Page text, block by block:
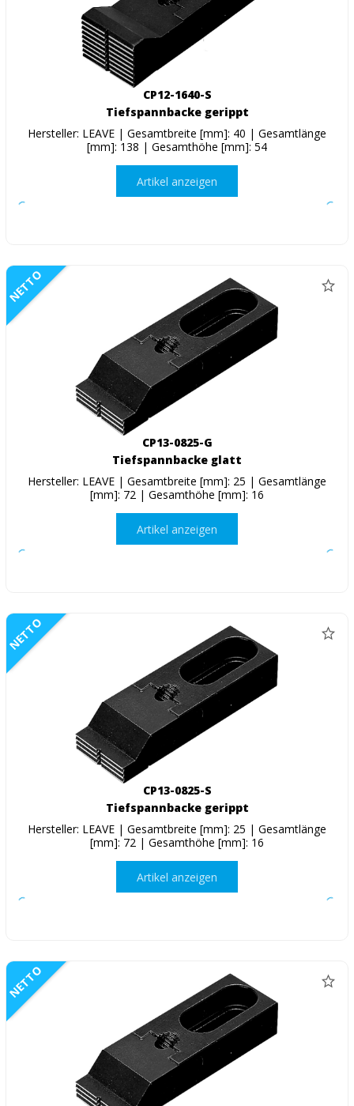
CP12-1640-S
Tiefspannbacke gerippt
Hersteller: LEAVE | Gesamtbreite [mm]: 40 | Gesamtlänge
[mm]: 138 | Gesamthöhe [mm]: 54
Artikel anzeigen
NETTO
CP13-0825-G
Tiefspannbacke glatt
Hersteller: LEAVE | Gesamtbreite [mm]: 25 | Gesamtlänge
[mm]: 72 | Gesamthöhe [mm]: 16
Artikel anzeigen
NETTO
CP13-0825-S
Tiefspannbacke gerippt
Hersteller: LEAVE | Gesamtbreite [mm]: 25 | Gesamtlänge
[mm]: 72 | Gesamthöhe [mm]: 16
Artikel anzeigen
NETTO